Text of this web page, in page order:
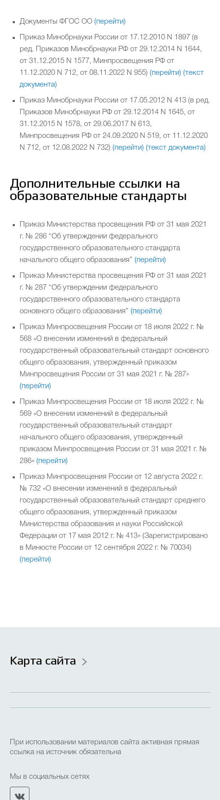
Документы ФГОС ОО (перейти)
Приказ Минобрнауки России от 17.12.2010 N 1897 (в
ред. Приказов Минобрнауки РФ от 29.12.2014 N 1644,
от 31.12.2015 N 1577, Минпросвещения РФ от
11.12.2020 N 712, от 08.11.2022 N 955) (перейти) (текст
документа)
Приказ Минобрнауки России от 17.05.2012 N 413 (в ред.
Приказов Минобрнауки РФ от 29.12.2014 N 1645, от
31.12.2015 N 1578, от 29.06.2017 N 613,
Минпросвещения РФ от 24.09.2020 N 519, от 11.12.2020
N 712, от 12.08.2022 N 732) (перейти) (текст документа)
Дополнительные ссылки на
образовательные стандарты
Приказ Министерства просвещения РФ от 31 мая 2021
г. № 286 “Об утверждении федерального
государственного образовательного стандарта
начального общего образования” (перейти)
Приказ Министерства просвещения РФ от 31 мая 2021
г. № 287 “Об утверждении федерального
государственного образовательного стандарта
основного общего образования” (перейти)
Приказ Минпросвещения России от 18 июля 2022 г. №
568 «О внесении изменений в федеральный
государственный образовательный стандарт основного
общего образования, утвержденный приказом
Минпросвещения России от 31 мая 2021 г. № 287»
(перейти)
Приказ Минпросвещения России от 18 июля 2022 г. №
569 «О внесении изменений в федеральный
государственный образовательный стандарт
начального общего образования, утвержденный
приказом Минпросвещения России от 31 мая 2021 г. №
286» (перейти)
Приказ Минпросвещения России от 12 августа 2022 г.
№ 732 «О внесении изменений в федеральный
государственный образовательный стандарт среднего
общего образования, утвержденный приказом
Министерства образования и науки Российской
Федерации от 17 мая 2012 г. № 413» (Зарегистрировано
в Минюсте России от 12 сентября 2022 г. № 70034)
(перейти)
Независимая оценка качества оказания услуг
(НОКО)
Противодействие коррупции
Дополнительное образование
Функциональная грамотность Воспитание
ФГОС СОО. Введение ФООП
Методическая копилка
Карта сайта
При использовании материалов сайта активная прямая
ссылка на источник обязательна
Мы в социальных сетях